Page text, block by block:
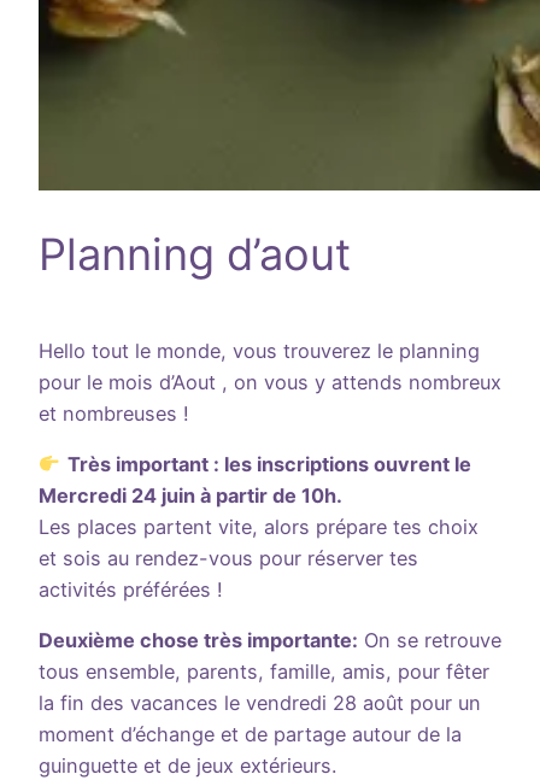
Planning d’aout
Hello tout le monde, vous trouverez le planning
pour le mois d’Aout , on vous y attends nombreux
et nombreuses !
Très important : les inscriptions ouvrent le
Mercredi 24 juin à partir de 10h.
Les places partent vite, alors prépare tes choix
et sois au rendez-vous pour réserver tes
activités préférées !
Deuxième chose très importante: On se retrouve
tous ensemble, parents, famille, amis, pour fêter
la fin des vacances le vendredi 28 août pour un
moment d’échange et de partage autour de la
guinguette et de jeux extérieurs.